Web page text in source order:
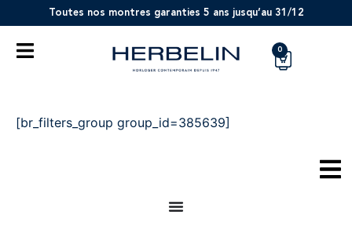
Toutes nos montres garanties 5 ans jusqu’au 31/12
0
[br_filters_group group_id=385639]